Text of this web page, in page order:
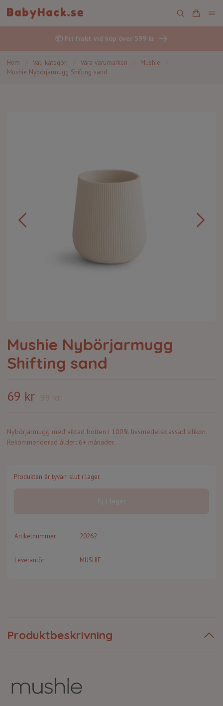
📦 Fri frakt vid köp över 599 kr
Hem Välj kategori Våra varumärken Mushie
Mushie Nybörjarmugg Shifting sand
Mushie Nybörjarmugg
Shifting sand
69 kr 99 kr
Nybörjarmugg med viktad botten i 100% livsmedelsklassad silikon.
Rekommenderad ålder: 6+ månader.
Produkten är tyvärr slut i lager.
Artikelnummer 20262
Leverantör MUSHIE
Produktbeskrivning